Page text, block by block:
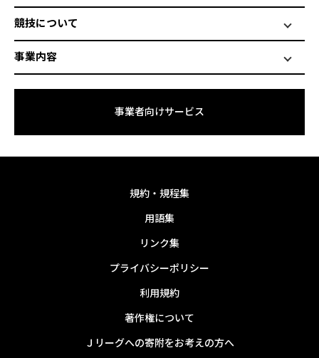
競技について
事業内容
事業者向けサービス
規約・規程集
用語集
リンク集
プライバシーポリシー
利用規約
著作権について
Ｊリーグへの寄附をお考えの方へ